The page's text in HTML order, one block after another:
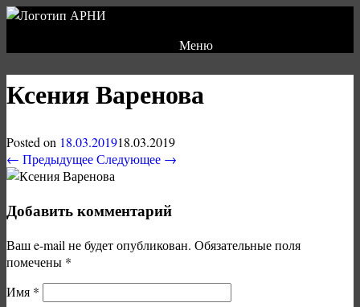
Меню
Ксения Варенова
Posted on 18.03.201918.03.2019
← ПредыдущееСледующее →
Добавить комментарий
Ваш e-mail не будет опубликован. Обязательные поля
помечены *
Имя *